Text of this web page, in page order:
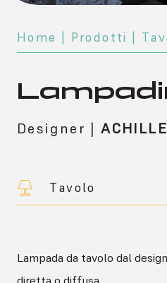
Home | Prodotti |
Designer |
Tavolo
Lampada da tavolo dal